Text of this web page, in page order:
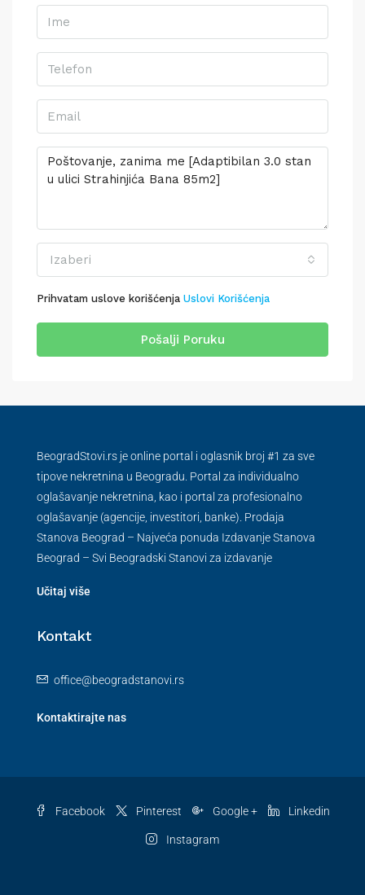
Izaberi
Prihvatam uslove korišćenja Uslovi Korišćenja
Pošalji Poruku
BeogradStovi.rs je online portal i oglasnik broj #1 za sve
tipove nekretnina u Beogradu. Portal za individualno
oglašavanje nekretnina, kao i portal za profesionalno
oglašavanje (agencije, investitori, banke). Prodaja
Stanova Beograd – Najveća ponuda Izdavanje Stanova
Beograd – Svi Beogradski Stanovi za izdavanje
Učitaj više
Kontakt
office@beogradstanovi.rs
Kontaktirajte nas
Facebook Pinterest Google + Linkedin
Instagram